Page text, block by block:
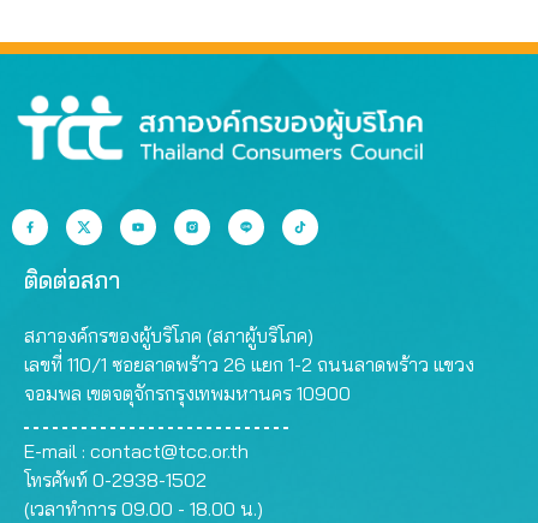
ติดต่อสภา
สภาองค์กรของผู้บริโภค (สภาผู้บริโภค)
เลขที่ 110/1 ซอยลาดพร้าว 26 แยก 1-2 ถนนลาดพร้าว แขวง
จอมพล เขตจตุจักรกรุงเทพมหานคร 10900
E-mail : contact@tcc.or.th
โทรศัพท์ 0-2938-1502
(เวลาทำการ 09.00 - 18.00 น.)